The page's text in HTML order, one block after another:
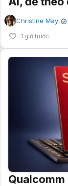
Christine May ✔
1 giờ trước
Qualcomm